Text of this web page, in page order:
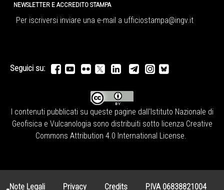
NEWSLETTER E ACCREDITO STAMPA
Per iscriversi inviare una e-mail a ufficiostampa@ingv.it
Seguici su:
I contenuti pubblicati su queste pagine dall'Istituto Nazionale di
Geofisica e Vulcanologia sono distribuiti sotto licenza Creative
Commons Attribution 4.0 International License.
Note Legali Privacy Credits P.IVA 06838821004